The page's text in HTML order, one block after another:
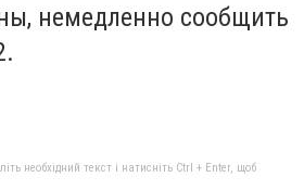
немедленно сообщить
необхідний текст і натисніть Ctrl + Enter, щоб